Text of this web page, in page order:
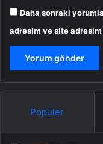
Daha sonraki
adresim ve site
Popüler